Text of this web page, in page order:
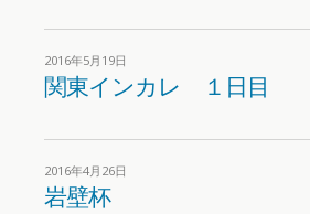
2016年5月19日
関東インカレ １日目
2016年4月26日
岩壁杯